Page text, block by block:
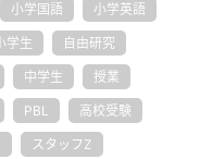
小学国語 小学英語
学生 自由研究
中学生 授業
PBL 高校受験
スタッフZ